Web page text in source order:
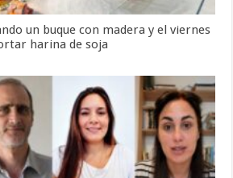
un buque con madera y el viernes
harina de soja